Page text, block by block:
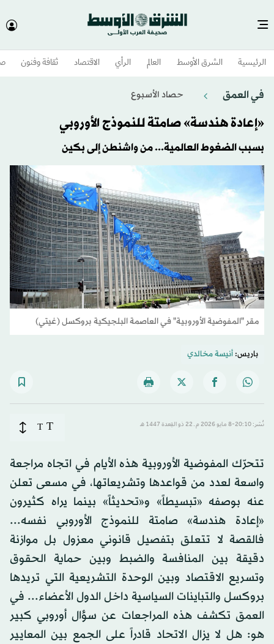
الرئيسية الشرق الأوسط​ العالم الرأي الاقتصاد ثقافة وفنون
في العمق حصاد الأسبوع
«إعادة هندسة» صامتة للنموذج الأوروبي
بسبب الضغوط العالمية... من واشنطن إلى بكين
مقر "المفوضية الأوروبية" في العاصمة البلجيكية بروكسل (غيتي)
باريس:أنيسة مخالدي
نُشر: 20:10-8 مايو 2026 م ـ 22 ذو القِعدة 1447 هـ T
T
تتحرّك المفوضية الأوروبية هذه الأيام في اتجاه مراجعة
واسعة لعدد من قواعدها وتشريعاتها، في مسعى تعلن
عنه بوصفه «تبسيطاً» و«تحديثاً» بينما يراه كثيرون
«إعادة هندسة» صامتة للنموذج الأوروبي نفسه...
فالقصة لا تتعلق بتفصيل قانوني معزول بل موازنة
دقيقة بين المنافسة والضبط وبين حماية الحقوق
وتسريع الاقتصاد وبين الوحدة التشريعية التي تريدها
بروكسل والتباينات السياسية داخل الدول الأعضاء... في
العمق تكشف هذه المراجعات عن سؤال أوروبي كبير
هو: هل لا يزال الاتحاد قادراً على الجمع بين المعايير